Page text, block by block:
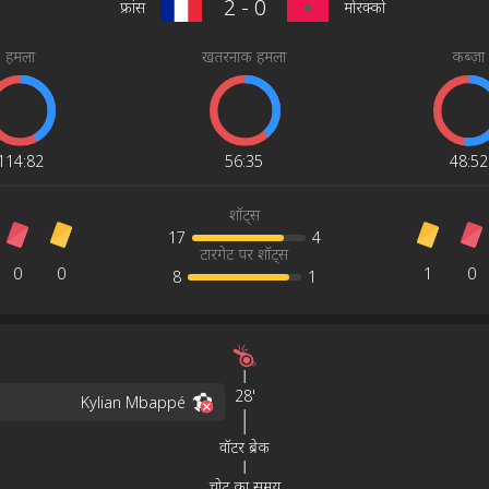
फ्रांस 2 - 0 मोरक्को
हमला
:82
खतरनाक हमला
56:35
कब्ज़ा
48:52
0 0
शॉट्स
17
4
टारगेट पर शॉट्स
8
1 1 0
28'
Kylian Mbappé
वॉटर ब्रेक